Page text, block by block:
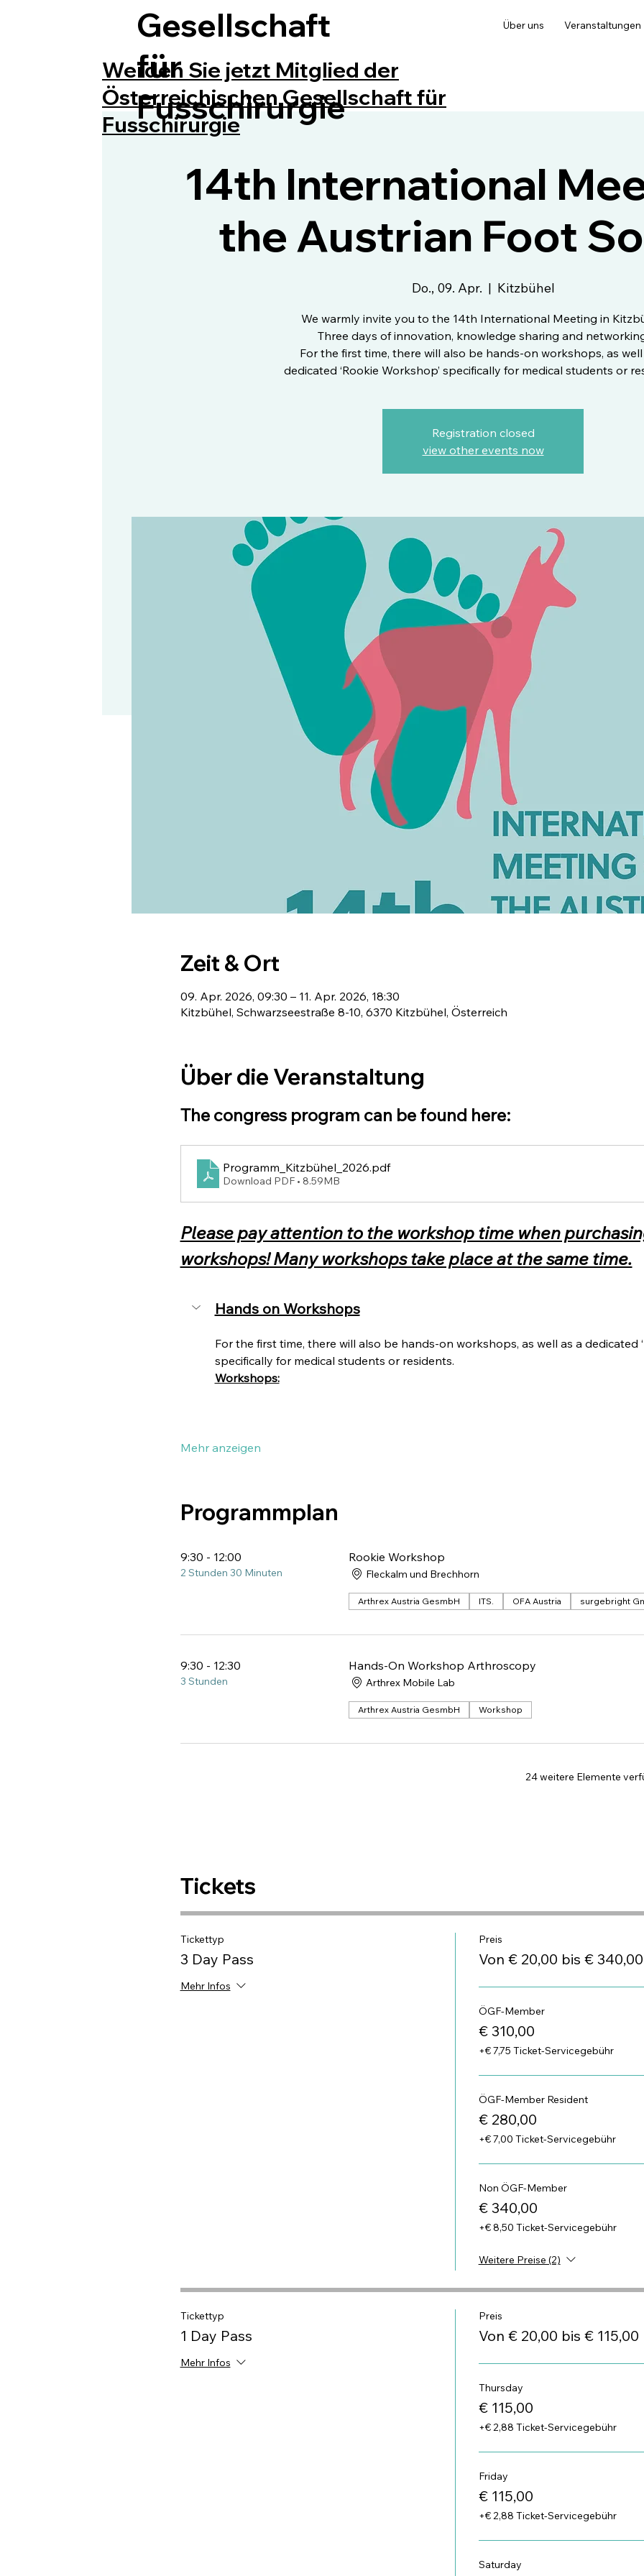
Werden Sie jetzt Mitglied der
Österreichischen Gesellschaft für
Fusschirurgie
Über uns Veranstaltungen
Gesellschaft
für
Fusschirurgie
14th International
the Austrian Foot
Do., 09. Apr.
  |
Kitzbühel
We warmly invite you to the 14th International Meeting in
Three days of innovation, knowledge sharing and
For the first time, there will also be hands-on workshops, as well
dedicated ‘Rookie Workshop’ specifically for medical students or
Registration closed
view other events now
Zeit & Ort
09. Apr. 2026, 09:30 – 11. Apr. 2026, 18:30
Kitzbühel, Schwarzseestraße 8-10, 6370 Kitzbühel, Österreich
Über die Veranstaltung
The congress program can be found here:
Programm_Kitzbühel_2026.pdf
Download PDF • 8.59MB
Please pay attention to the workshop time when
workshops! Many workshops take place at the same time.
Hands on Workshops
For the first time, there will also be hands-on workshops, as well as a dedicated
specifically for medical students or residents.
Workshops:
Mehr anzeigen
Programmplan
9:30 - 12:00
2 Stunden 30 Minuten
Rookie Workshop
Fleckalm und Brechhorn
Arthrex Austria GesmbH ITS. OFA Austria surgebright
9:30 - 12:30
3 Stunden
Hands-On Workshop Arthroscopy
Arthrex Mobile Lab
Arthrex Austria GesmbH Workshop
24 weitere Elemente
Tickets
Tickettyp
3 Day Pass
Mehr Infos
Preis
Von € 20,00 bis € 340,00
ÖGF-Member
€ 310,00
+€ 7,75 Ticket-Servicegebühr
ÖGF-Member Resident
€ 280,00
+€ 7,00 Ticket-Servicegebühr
Non ÖGF-Member
€ 340,00
+€ 8,50 Ticket-Servicegebühr
Weitere Preise (2)
Tickettyp
1 Day Pass
Mehr Infos
Preis
Von € 20,00 bis € 115,00
Thursday
€ 115,00
+€ 2,88 Ticket-Servicegebühr
Friday
€ 115,00
+€ 2,88 Ticket-Servicegebühr
Saturday